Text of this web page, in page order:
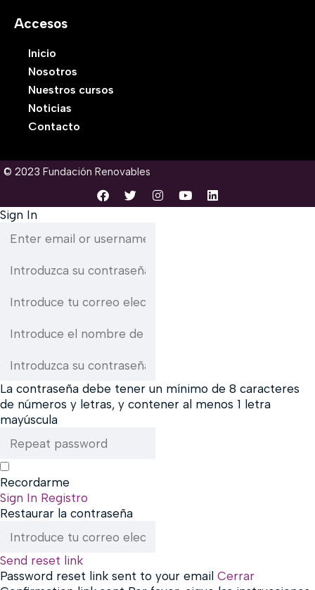
Accesos
Inicio
Nosotros
Nuestros cursos
Noticias
Contacto
© 2023 Fundación Renovables
Sign In
La contraseña debe tener un mínimo de 8 caracteres
de números y letras, y contener al menos 1 letra
mayúscula
Recordarme
Sign In Registro
Restaurar la contraseña
Send reset link
Password reset link sent to your email Cerrar